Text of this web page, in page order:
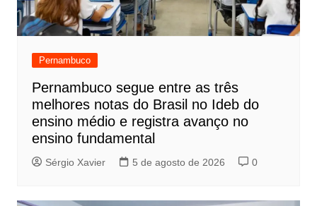
Pernambuco
Pernambuco segue entre as três
melhores notas do Brasil no Ideb do
ensino médio e registra avanço no
ensino fundamental
Sérgio Xavier 5 de agosto de 2026 0